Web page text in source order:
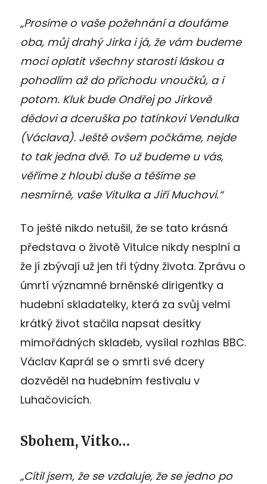
„Prosíme o vaše požehnání a doufáme
oba, můj drahý Jirka i já, že vám budeme
moci oplatit všechny starosti láskou a
pohodlím až do příchodu vnoučků, a i
potom. Kluk bude Ondřej po Jirkově
dědovi a dceruška po tatínkovi Vendulka
(Václava). Ještě ovšem počkáme, nejde
to tak jedna dvě. To už budeme u vás,
věříme z hloubi duše a těšíme se
nesmírně, vaše Vitulka a Jiří Muchovi.“
To ještě nikdo netušil, že se tato krásná
představa o životě Vitulce nikdy nesplní a
že jí zbývají už jen tři týdny života. Zprávu o
úmrtí významné brněnské dirigentky a
hudební skladatelky, která za svůj velmi
krátký život stačila napsat desítky
mimořádných skladeb, vysílal rozhlas BBC.
Václav Kaprál se o smrti své dcery
dozvěděl na hudebním festivalu v
Luhačovicích.
Sbohem, Vitko…
„Cítil jsem, že se vzdaluje, že se jedno po